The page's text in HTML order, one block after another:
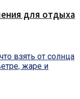
для отдыха